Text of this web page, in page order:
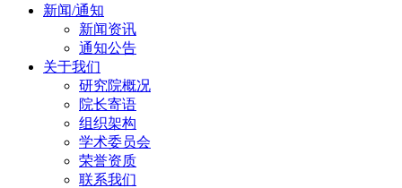
新闻/通知
新闻资讯
通知公告
关于我们
研究院概况
院长寄语
组织架构
学术委员会
荣誉资质
联系我们